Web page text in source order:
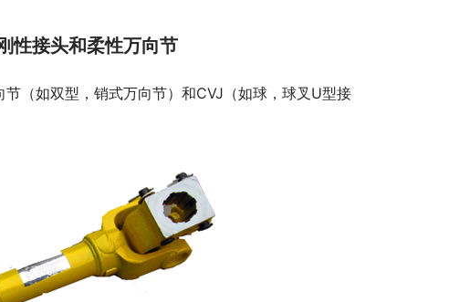
性接头和柔性万向节
（如双型，销式万向节）和CVJ（如球，球叉U型接